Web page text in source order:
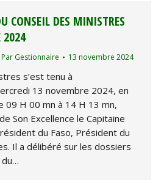
CONSEIL DES MINISTRES
2024
Par Gestionnaire 13 novembre 2024
s’est tenu à
13 novembre 2024, en
09 H 00 mn à 14 H 13 mn,
Son Excellence le Capitaine
du Faso, Président du
Il a délibéré sur les dossiers
du…